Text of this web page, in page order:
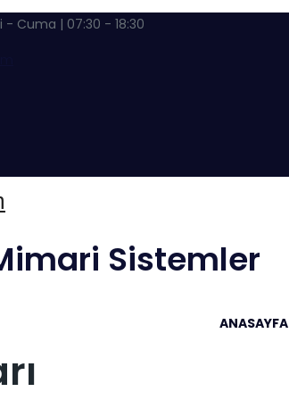
- Cuma | 07:30 - 18:30
Sistemler
ANASAYFA